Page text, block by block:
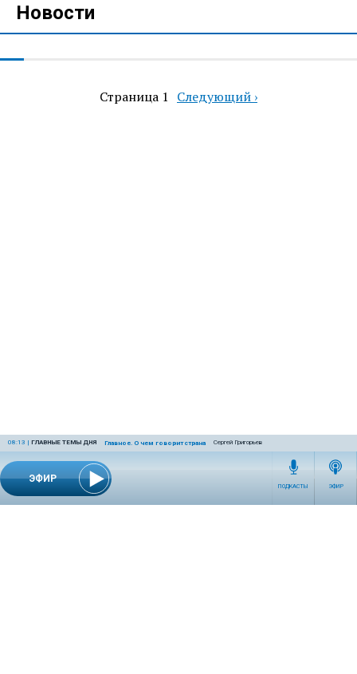
ЭФИР
08:13 | ГЛАВНЫЕ ТЕМЫ ДНЯ Главное. О чем говорит страна Сергей Григорьев
ПОДКАСТЫ ЭФИР
Новости
Страница 1 Следующая
Следующий ›